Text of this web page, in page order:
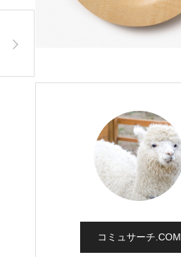
コミュサーチ.COM